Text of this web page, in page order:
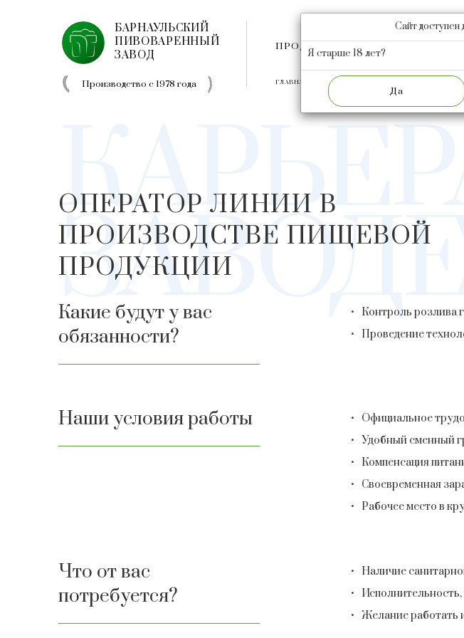
БАРНАУЛЬСКИЙ
ПИВОВАРЕННЫЙ
ЗАВОД
Производство с 1978 года
ПРОДУКЦИЯ НОВОСТИ
ГЛАВНАЯ
ЗАВОДЕ
ОПЕРАТОР ЛИНИИ В
ПРОИЗВОДСТВЕ ПИЩЕВОЙ
ПРОДУКЦИИ
Какие будут у вас
обязанности?
Контроль розлива
Проведение
Наши условия работы
Официальное
Удобный сменный
Компенсация
Своевременная
Рабочее место в
Что от вас
потребуется?
Наличие
Желание работать
Сайт доступен
Я старше 18 лет?